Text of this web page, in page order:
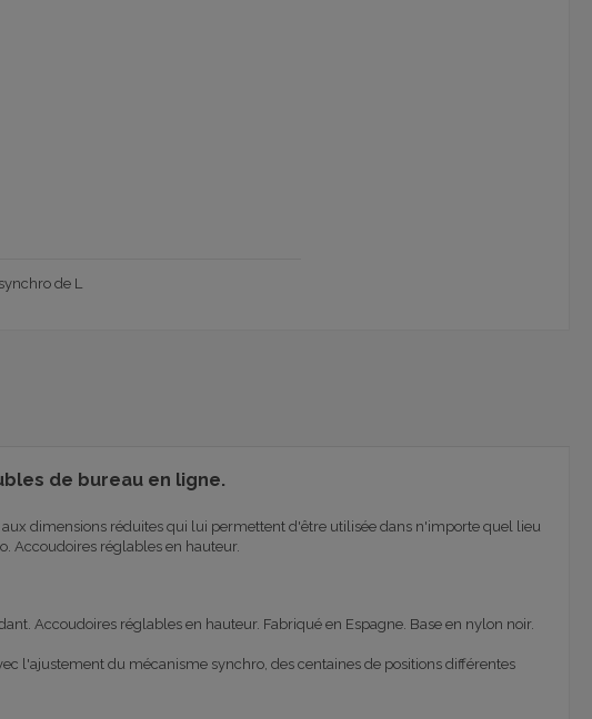
de L
de bureau en ligne.
dimensions réduites qui lui permettent d'être utilisée dans n'importe quel lieu
Accoudoires réglables en hauteur.
Accoudoires réglables en hauteur. Fabriqué en Espagne. Base en nylon noir.
l'ajustement du mécanisme synchro, des centaines de positions différentes